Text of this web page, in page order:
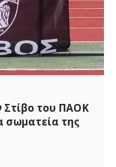
Στίβο του ΠΑΟΚ
σωματεία της